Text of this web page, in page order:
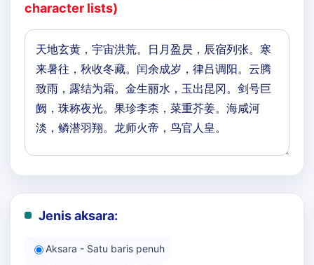
character lists)
Jenis aksara:
Aksara - Satu baris penuh